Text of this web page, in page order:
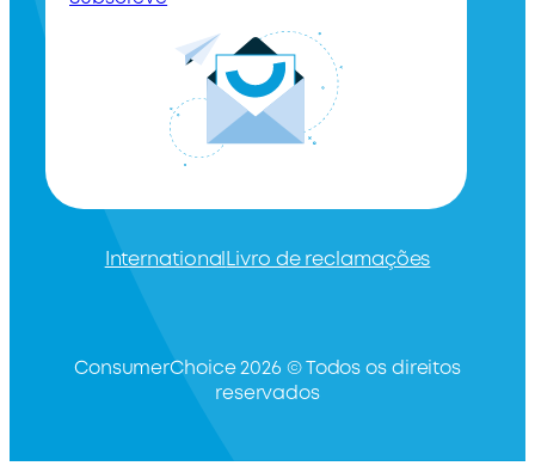
International Livro de reclamações
ConsumerChoice 2026 © Todos os direitos
reservados